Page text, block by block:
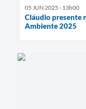
05 JUN 2025 - 13h00
Cláudio presente
Ambiente 2025